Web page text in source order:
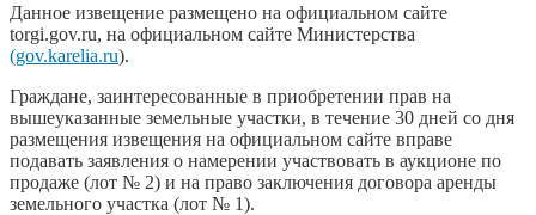
Данное извещение размещено на официальном сайте
torgi.gov.ru, на официальном сайте Министерства
(gov.karelia.ru).
Граждане, заинтересованные в приобретении прав на
вышеуказанные земельные участки, в течение 30 дней со дня
размещения извещения на официальном сайте вправе
подавать заявления о намерении участвовать в аукционе по
продаже (лот № 2) и на право заключения договора аренды
земельного участка (лот № 1).